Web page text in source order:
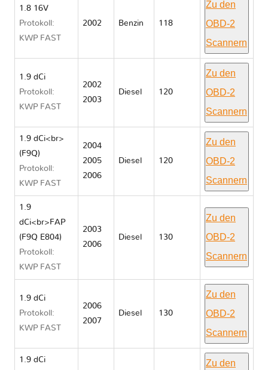
1.8 16V
Protokoll:
KWP FAST
2002 Benzin 118
Zu den
OBD-2
Scannern
1.9 dCi
Protokoll:
KWP FAST
2002
2003
Diesel 120
Zu den
OBD-2
Scannern
1.9 dCi<br>
(F9Q)
Protokoll:
KWP FAST
2004
2005
2006
Diesel 120
Zu den
OBD-2
Scannern
1.9
dCi<br>FAP
(F9Q E804)
Protokoll:
KWP FAST
2003
2006
Diesel 130
Zu den
OBD-2
Scannern
1.9 dCi
Protokoll:
KWP FAST
2006
2007
Diesel 130
Zu den
OBD-2
Scannern
1.9 dCi
Zu den